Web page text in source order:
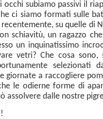
occhi subiamo passivi il
ci siamo formati sulle
recentemente, su quelle di
schiavitù, un ragazzo
un inquinatissimo
vetri? Che cosa sono,
selezionati
giornate a raccogliere
le odierne forme di
assolvere dalle nostre